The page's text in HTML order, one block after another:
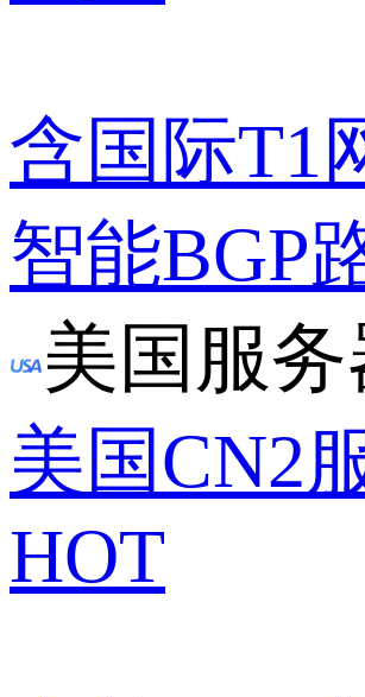
含国际T1
智能BGP
美国服务
美国CN2
HOT